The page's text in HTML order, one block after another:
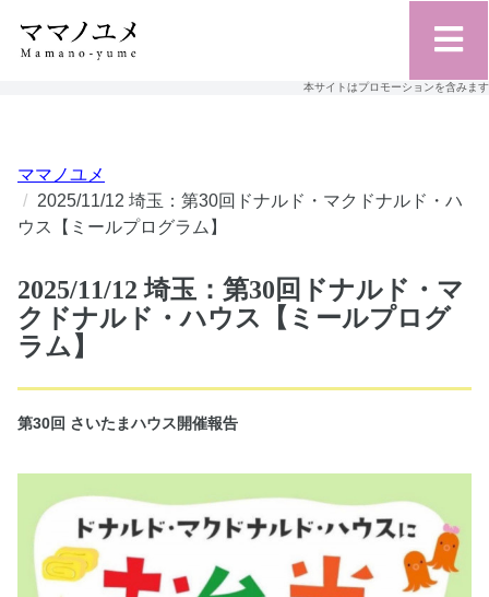
本サイトはプロモーションを含みます
ママノユメ
2025/11/12 埼玉：第30回ドナルド・マクドナルド・ハ
ウス【ミールプログラム】
2025/11/12 埼玉：第30回ドナルド・マ
クドナルド・ハウス【ミールプログ
ラム】
第30回 さいたまハウス開催報告